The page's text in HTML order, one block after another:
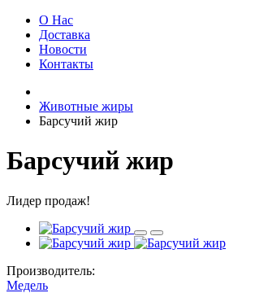
О Нас
Доставка
Новости
Контакты
Животные жиры
Барсучий жир
Барсучий жир
Лидер продаж!
Производитель:
Медель